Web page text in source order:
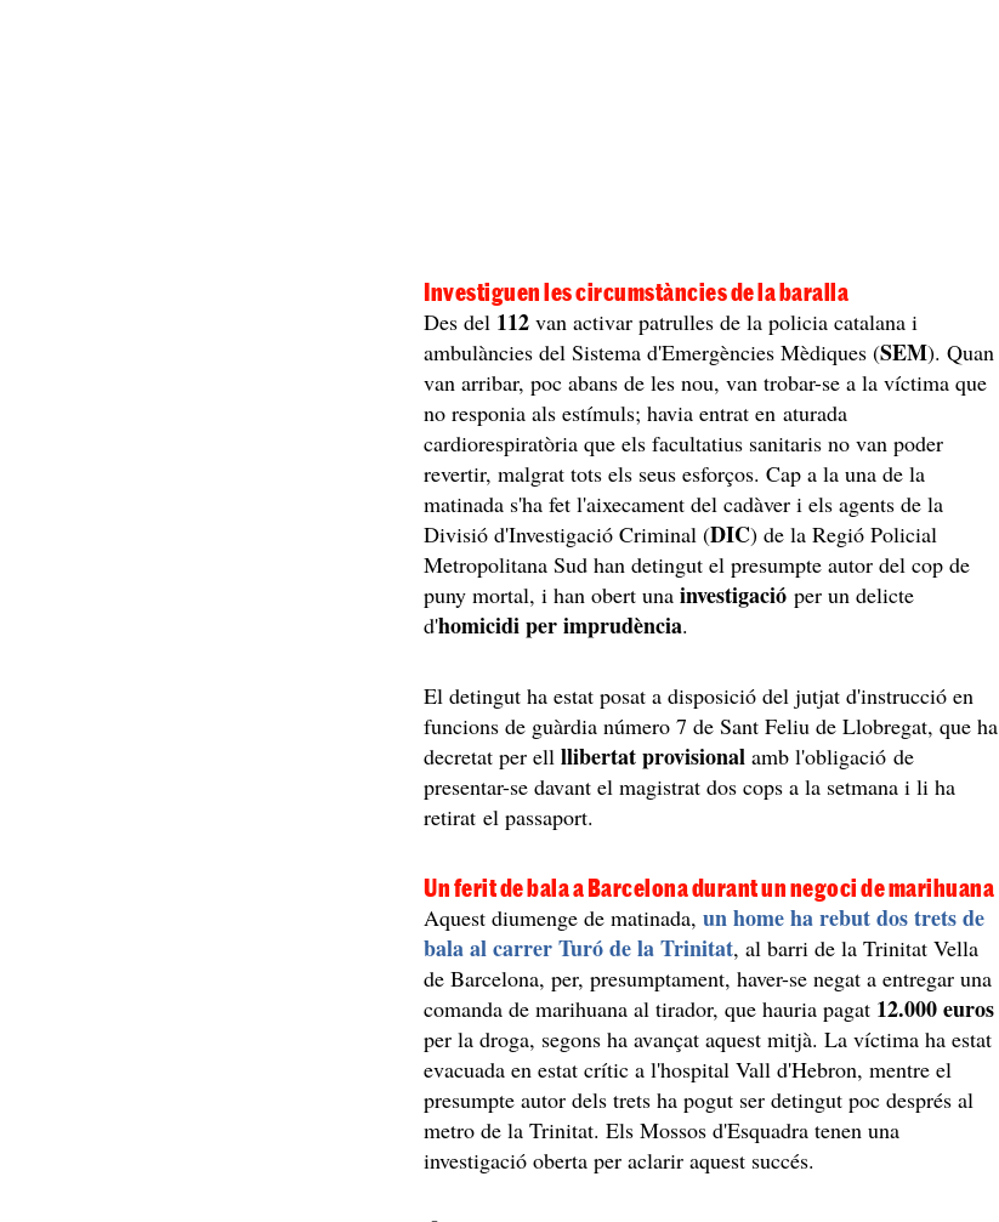
Investiguen les circumstàncies de la baralla
Des del 112 van activar patrulles de la policia catalana i
ambulàncies del Sistema d'Emergències Mèdiques (SEM). Quan
van arribar, poc abans de les nou, van trobar-se a la víctima que
no responia als estímuls; havia entrat en aturada
cardiorespiratòria que els facultatius sanitaris no van poder
revertir, malgrat tots els seus esforços. Cap a la una de la
matinada s'ha fet l'aixecament del cadàver i els agents de la
Divisió d'Investigació Criminal (DIC) de la Regió Policial
Metropolitana Sud han detingut el presumpte autor del cop de
puny mortal, i han obert unainvestigació per un delicte
d'homicidi per imprudència.
El detingut ha estat posat a disposició del jutjat d'instrucció en
funcions de guàrdia número 7 de Sant Feliu de Llobregat, que ha
decretat per ellllibertat provisional amb l'obligació de
presentar-se davant el magistrat dos cops a la setmana i li ha
retirat el passaport.
Un ferit de bala a Barcelona durant un negoci de marihuana
Aquest diumenge de matinada,un home ha rebut dos trets de
bala al carrer Turó de la Trinitat, al barri de la Trinitat Vella
de Barcelona, per, presumptament, haver-se negat a entregar una
comanda de marihuana al tirador, que hauria pagat 12.000 euros
per la droga, segons ha avançat aquest mitjà. La víctima ha estat
evacuada en estat crític a l'hospital Vall d'Hebron, mentre el
presumpte autor dels trets ha pogut ser detingut poc després al
metro de la Trinitat. Els Mossos d'Esquadra tenen una
investigació oberta per aclarir aquest succés.